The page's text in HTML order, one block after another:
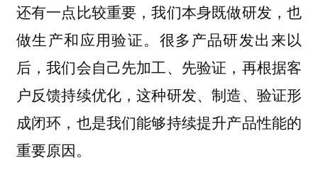
还有一点比较重要，我们本身既做研发，也
做生产和应用验证。很多产品研发出来以
后，我们会自己先加工、先验证，再根据客
户反馈持续优化，这种研发、制造、验证形
成闭环，也是我们能够持续提升产品性能的
重要原因。